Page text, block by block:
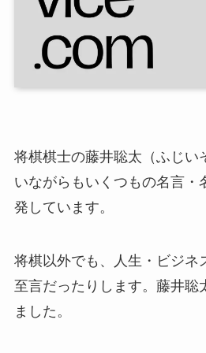
将棋棋士の藤井聡太（ふじい
いながらもいくつもの名言・
発しています。
将棋以外でも、人生・ビジネ
至言だったりします。藤井聡
ました。